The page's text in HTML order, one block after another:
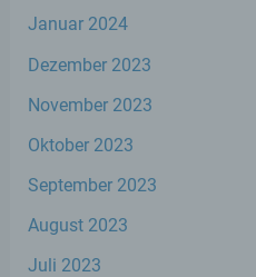
Januar 2024
Dezember 2023
November 2023
Oktober 2023
September 2023
August 2023
Juli 2023
die darin besteht,
werden, um
beziehen, zu
Aspekte bezüglich
wirtschaftlicher
persönlicher
oder Ortswechsel